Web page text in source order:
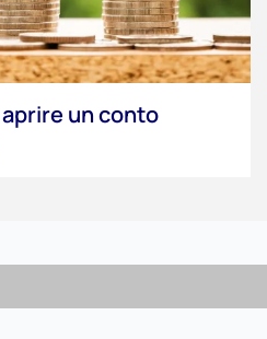
un conto